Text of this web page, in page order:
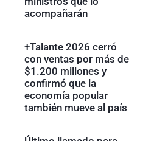
acompañarán
+Talante 2026 cerró
con ventas por más de
$1.200 millones y
confirmó que la
economía popular
también mueve al país